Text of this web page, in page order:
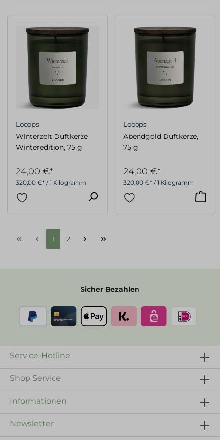
Looops
Winterzeit Duftkerze
Winteredition, 75 g
320,00 €* / 1 Kilogramm
24,00 €*
Looops
Abendgold Duftkerze,
75 g
320,00 €* / 1 Kilogramm
24,00 €*
1 2
Sicher Bezahlen
Service-Hotline
Shop Service
Informationen
Newsletter